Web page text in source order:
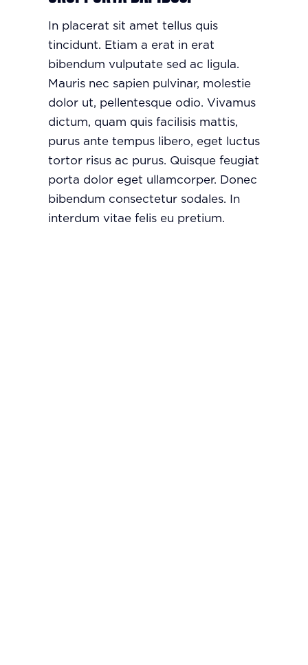
In placerat sit amet tellus quis
tincidunt. Etiam a erat in erat
bibendum vulputate sed ac ligula.
Mauris nec sapien pulvinar, molestie
dolor ut, pellentesque odio. Vivamus
dictum, quam quis facilisis mattis,
purus ante tempus libero, eget luctus
tortor risus ac purus. Quisque feugiat
porta dolor eget ullamcorper. Donec
bibendum consectetur sodales. In
interdum vitae felis eu pretium.